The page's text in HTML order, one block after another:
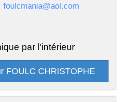
foulcmania@aol.com
par l'intérieur
FOULC CHRISTOPHE